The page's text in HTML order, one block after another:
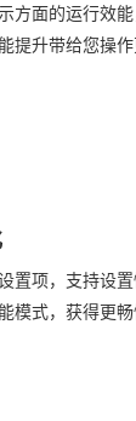
方面的运行效
提升带给您操
置项，支持设
模式，获得更畅